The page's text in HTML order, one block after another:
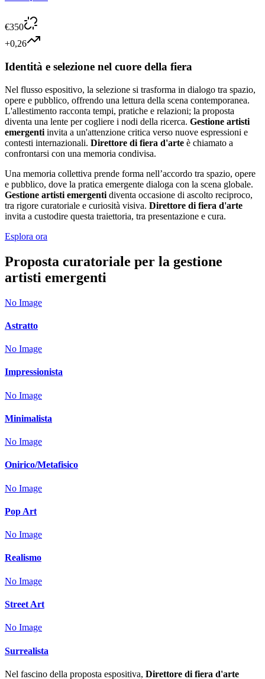
€350
+0,26
Identità e selezione nel cuore della fiera
Nel flusso espositivo, la selezione si trasforma in dialogo tra spazio,
opere e pubblico, offrendo una lettura della scena contemporanea.
L'allestimento racconta tempi, pratiche e relazioni; la proposta
diventa una lente per cogliere i nodi della ricerca. Gestione artisti
emergenti invita a un'attenzione critica verso nuove espressioni e
contesti internazionali. Direttore di fiera d'arte è chiamato a
confrontarsi con una memoria condivisa.
Una memoria collettiva prende forma nell’accordo tra spazio, opere
e pubblico, dove la pratica emergente dialoga con la scena globale.
Gestione artisti emergenti diventa occasione di ascolto reciproco,
tra rigore curatoriale e curiosità visiva. Direttore di fiera d'arte
invita a custodire questa traiettoria, tra presentazione e cura.
Esplora ora
Proposta curatoriale per la gestione
artisti emergenti
No Image
Astratto
No Image
Impressionista
No Image
Minimalista
No Image
Onirico/Metafisico
No Image
Pop Art
No Image
Realismo
No Image
Street Art
No Image
Surrealista
Nel fascino della proposta espositiva, Direttore di fiera d'arte